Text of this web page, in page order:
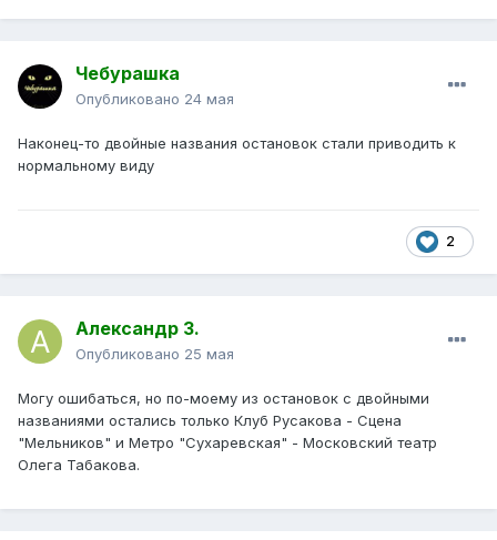
Чебурашка
Опубликовано 24 мая
Наконец-то двойные названия остановок стали приводить к
нормальному виду
2
Александр З.
Опубликовано 25 мая
Могу ошибаться, но по-моему из остановок с двойными
названиями остались только Клуб Русакова - Сцена
"Мельников" и Метро "Сухаревская" - Московский театр
Олега Табакова.